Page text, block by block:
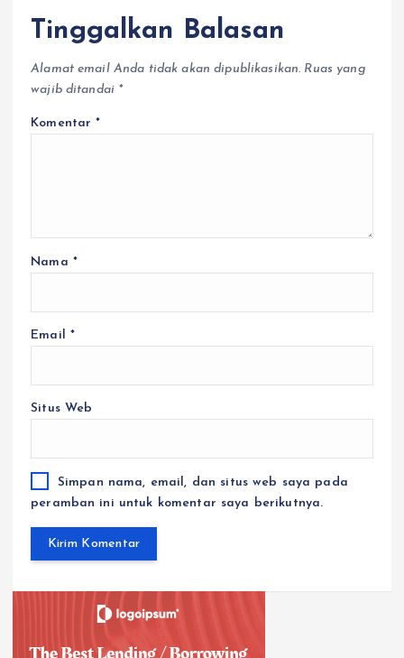
Tinggalkan Balasan
Alamat email Anda tidak akan dipublikasikan. Ruas yang
wajib ditandai *
Komentar*
Nama *
Email *
Situs Web
Simpan nama, email, dan situs web saya pada
peramban ini untuk komentar saya berikutnya.